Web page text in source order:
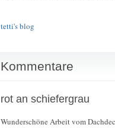
tetti's blog
Kommentare
rot an schiefergrau
Wunderschöne Arbeit vom